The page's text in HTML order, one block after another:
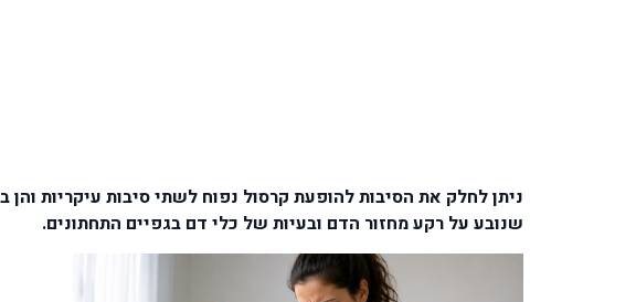
ניתן לחלק את הסיבות להופעת קרסול נפוח לשתי סיבות עיקריות
שנובע על רקע מחזור הדם ובעיות של כלי דם בגפיים התחתונים.